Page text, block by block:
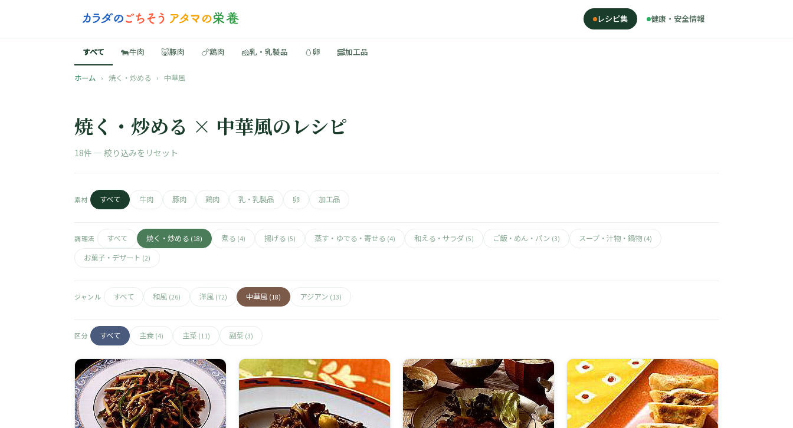
レシピ集 健康・安全情報
すべて 🐄牛肉 🐷豚肉 🍗鶏肉 🧀乳・乳製品 🥚卵 🥓加工品
ホーム › 焼く・炒める › 中華風
焼く・炒める × 中華風のレシピ
18件 — 絞り込みをリセット
素材 すべて 牛肉 豚肉 鶏肉 乳・乳製品 卵 加工品
調理法 すべて 焼く・炒める (18) 煮る (4) 揚げる (5) 蒸す・ゆでる・寄せる (4) 和える・サラダ (5) ご飯・めん・パン (3) スープ・汁物・鍋物 (4)
お菓子・デザート (2)
ジャンル すべて 和風 (26) 洋風 (72) 中華風 (18) アジアン (13)
区分 すべて 主食 (4) 主菜 (11) 副菜 (3)